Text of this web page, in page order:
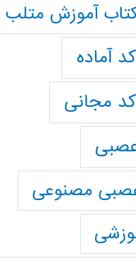
کتاب آموزش متلب
آماده
کد مجانی
مصنوعی